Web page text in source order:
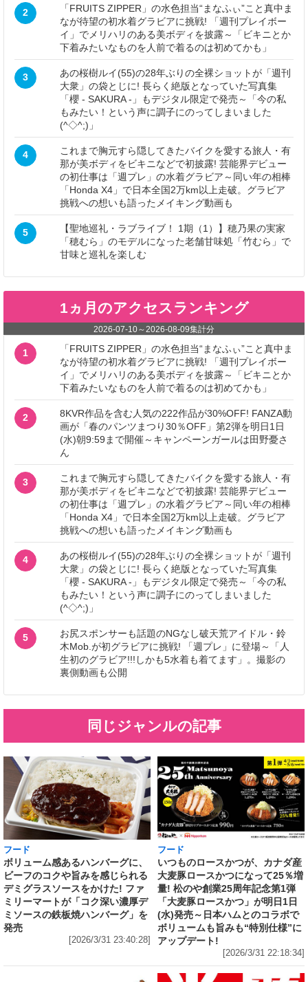
2
「FRUITS ZIPPER」の水色担当“まなふぃ”こと真中ま
なが待望の初水着グラビアに挑戦! 「週刊プレイボー
イ」でメリハリのある美ボディを披露～「ビキニとか
下着みたいなものを人前で着るのは初めてかも」
3
あの桜樹ルイ(55)の28年ぶりの全裸ショットが「週刊
大衆」の袋とじに! 長らく絶版となっていた写真集
「櫻 - SAKURA -」もデジタル限定で発売～「今の私
もみたい！という声に調子にのってしまいました
(^◇^;)」
4
これまで胸元すら隠してきたバイクを愛する旅人・有
那が美ボディをビキニなどで初披露! 芸能界デビュー
の初仕事は「週プレ」の水着グラビア～同い年の相棒
「Honda X4」で日本全国2万km以上走破。グラビア
挑戦への想いも語ったメイキング動画も
5
【聖地巡礼・ラブライブ！ 1期（1）】穂乃果の実家
「穂むら」のモデルになった老舗甘味処「竹むら」で
甘味と巡礼を楽しむ
1ヵ月のアクセスランキング
2026-07-10～2026-08-09集計分
1
「FRUITS ZIPPER」の水色担当“まなふぃ”こと真中ま
なが待望の初水着グラビアに挑戦! 「週刊プレイボー
イ」でメリハリのある美ボディを披露～「ビキニとか
下着みたいなものを人前で着るのは初めてかも」
2
8KVR作品を含む人気の222作品が30%OFF! FANZA動
画が「春のパンツまつり30％OFF」第2弾を明日1日
(水)朝9:59まで開催～キャンペーンガールは田野憂さ
ん
3
これまで胸元すら隠してきたバイクを愛する旅人・有
那が美ボディをビキニなどで初披露! 芸能界デビュー
の初仕事は「週プレ」の水着グラビア～同い年の相棒
「Honda X4」で日本全国2万km以上走破。グラビア
挑戦への想いも語ったメイキング動画も
4
あの桜樹ルイ(55)の28年ぶりの全裸ショットが「週刊
大衆」の袋とじに! 長らく絶版となっていた写真集
「櫻 - SAKURA -」もデジタル限定で発売～「今の私
もみたい！という声に調子にのってしまいました
(^◇^;)」
5
お尻スポンサーも話題のNGなし破天荒アイドル・鈴
木Mob.が初グラビアに挑戦! 「週プレ」に登場～「人
生初のグラビア!!!しかも5水着も着てます」。撮影の
裏側動画も公開
同じジャンルの記事
フード
ボリューム感あるハンバーグに、
ビーフのコクや旨みを感じられる
デミグラスソースをかけた! ファ
ミリーマートが「コク深い濃厚デ
ミソースの鉄板焼ハンバーグ」を
発売
[2026/3/31 23:40:28]
フード
いつものロースかつが、カナダ産
大麦豚ロースかつになって25％増
量! 松のや創業25周年記念第1弾
「大麦豚ロースかつ」が明日1日
(水)発売～日本ハムとのコラボで
ボリュームも旨みも“特別仕様”に
アップデート!
[2026/3/31 22:18:34]